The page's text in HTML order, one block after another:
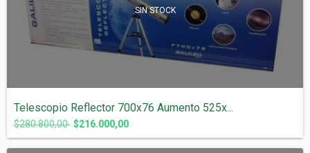
SIN STOCK
Telescopio Reflector 700x76 Aumento 525x...
$280.800,00 $216.000,00